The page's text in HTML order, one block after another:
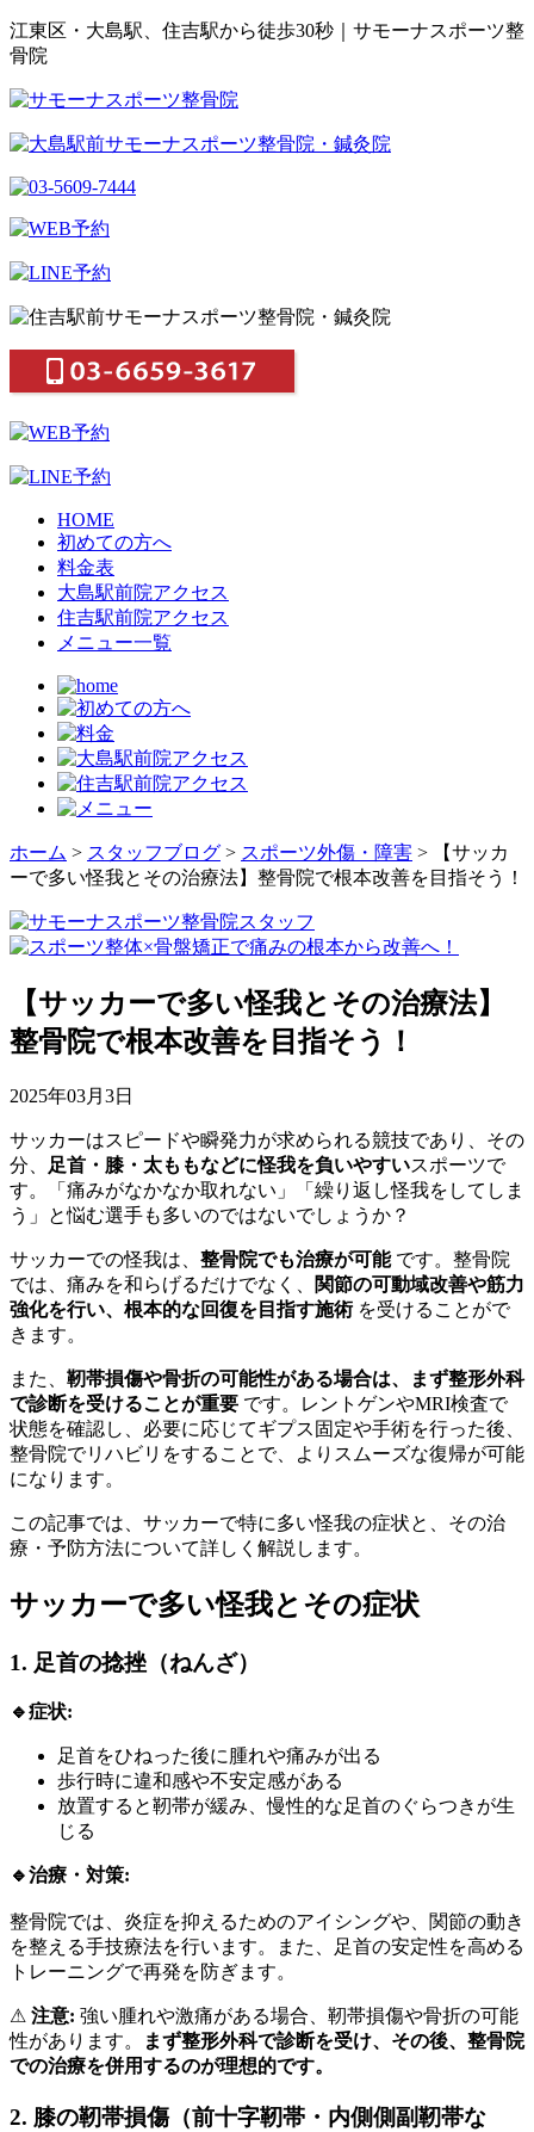
江東区・大島駅、住吉駅から徒歩30秒｜サモーナスポーツ整
骨院
HOME
初めての方へ
料金表
大島駅前院アクセス
住吉駅前院アクセス
メニュー一覧
ホーム > スタッフブログ > スポーツ外傷・障害 >
【サッカ
ーで多い怪我とその治療法】整骨院で根本改善を目指そう！
【サッカーで多い怪我とその治療法】
整骨院で根本改善を目指そう！
2025年03月3日
サッカーはスピードや瞬発力が求められる競技であり、その
分、
足首・膝・太ももなどに怪我を負いやすいスポーツで
す。「痛みがなかなか取れない」「繰り返し怪我をしてしま
う」と悩む選手も多いのではないでしょうか？
サッカーでの怪我は、 整骨院でも治療が可能です。整骨院
では、痛みを和らげるだけでなく、
関節の可動域改善や筋力
強化を行い、根本的な回復を目指す施術を受けることがで
きます。
また、 靭帯損傷や骨折の可能性がある場合は、まず整形外科
で診断を受けることが重要 です。レントゲンやMRI検査で
状態を確認し、必要に応じてギプス固定や手術を行った後、
整骨院でリハビリをすることで、よりスムーズな復帰が可能
になります。
この記事では、サッカーで特に多い怪我の症状と、その治
療・予防方法について詳しく解説します。
サッカーで多い怪我とその症状
1. 足首の捻挫（ねんざ）
🔹症状:
足首をひねった後に腫れや痛みが出る
歩行時に違和感や不安定感がある
放置すると靭帯が緩み、慢性的な足首のぐらつきが生
じる
🔹治療・対策:
整骨院では、炎症を抑えるためのアイシングや、関節の動き
を整える手技療法を行います。また、足首の安定性を高める
トレーニングで再発を防ぎます。
⚠ 注意: 強い腫れや激痛がある場合、靭帯損傷や骨折の可能
性があります。
まず整形外科で診断を受け、その後、整骨院
での治療を併用するのが理想的です。
2. 膝の靭帯損傷（前十字靭帯・内側側副靭帯な